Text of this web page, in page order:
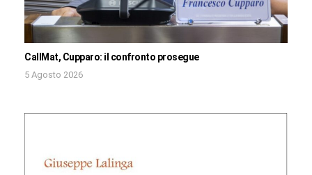
CallMat, Cupparo: il confronto prosegue
5 Agosto 2026